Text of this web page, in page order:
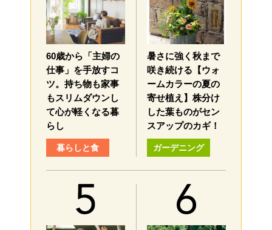
60歳から「主婦の
仕事」を手放すコ
ツ。持ち物も家事
もスリムダウンし
て心が軽くなる暮
らし
暮らしと食
暑さに強く秋まで
咲き続ける【ウォ
ームカラーの夏の
寄せ植え】株分け
した葉ものがセン
スアップのカギ！
ガーデニング